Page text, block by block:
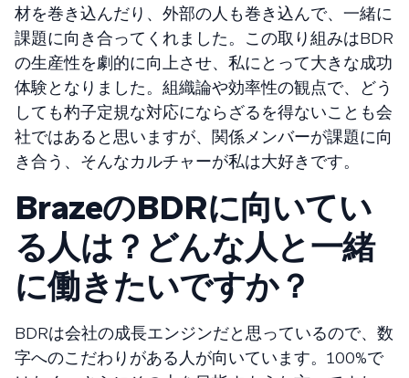
材を巻き込んだり、外部の人も巻き込んで、一緒に
課題に向き合ってくれました。この取り組みはBDR
の生産性を劇的に向上させ、私にとって大きな成功
体験となりました。組織論や効率性の観点で、どう
しても杓子定規な対応にならざるを得ないことも会
社ではあると思いますが、関係メンバーが課題に向
き合う、そんなカルチャーが私は大好きです。
BrazeのBDRに向いてい
る人は？どんな人と一緒
に働きたいですか？
BDRは会社の成長エンジンだと思っているので、数
字へのこだわりがある人が向いています。100%で